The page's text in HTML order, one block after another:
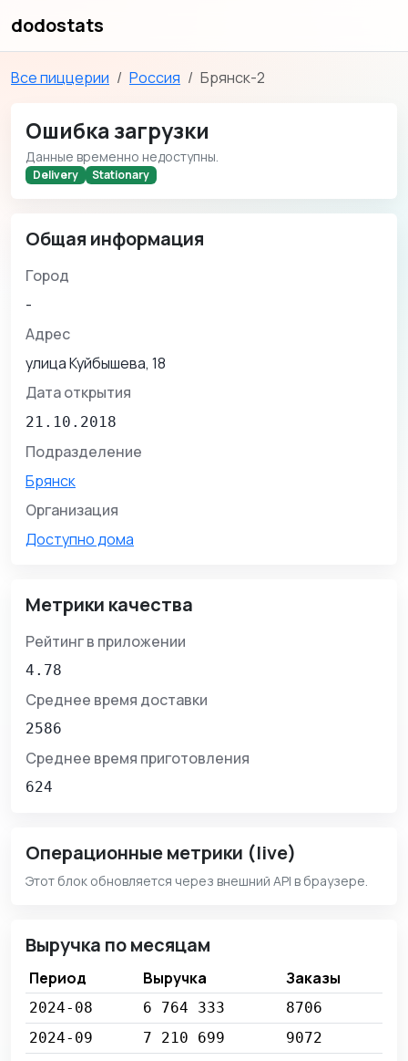
dodostats
Все пиццерии Россия Брянск-2
Ошибка загрузки
Данные временно недоступны.
Delivery Stationary
Общая информация
Город
-
Адрес
улица Куйбышева, 18
Дата открытия
21.10.2018
Подразделение
Брянск
Организация
Доступно дома
Метрики качества
Рейтинг в приложении
4.78
Среднее время доставки
2586
Среднее время приготовления
624
Операционные метрики (live)
Этот блок обновляется через внешний API в браузере.
Выручка по месяцам
Период Выручка Заказы
2024-08 6 764 333
8706
2024-09
7 210 699
9072